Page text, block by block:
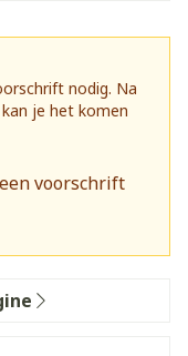
nodig. Na
je het komen
voorschrift